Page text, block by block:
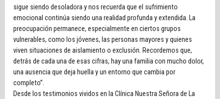
sigue siendo desoladora y nos recuerda que el sufrimiento
emocional continúa siendo una realidad profunda y extendida. La
preocupación permanece, especialmente en ciertos grupos
vulnerables, como los jóvenes, las personas mayores y quienes
viven situaciones de aislamiento o exclusión. Recordemos que,
detrás de cada una de esas cifras, hay una familia con mucho dolor,
una ausencia que deja huella y un entorno que cambia por
completo”.
Desde los testimonios vividos en la Clínica Nuestra Señora de La